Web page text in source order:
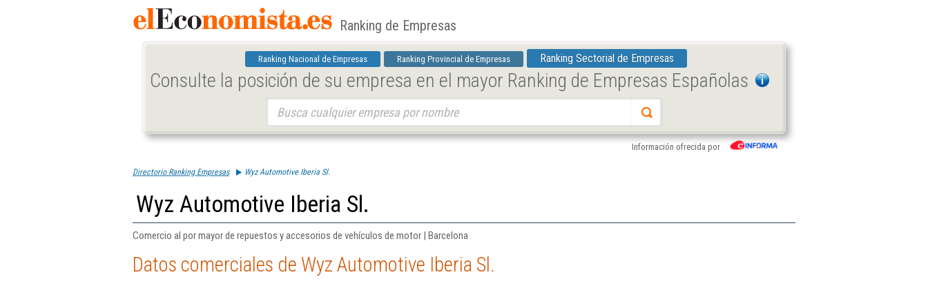
Ranking de Empresas
Ranking Nacional de Empresas Ranking Provincial de Empresas Ranking Sectorial de Empresas
Consulte la posición de su empresa en el mayor Ranking de Empresas Españolas
Información ofrecida por
Directorio Ranking Empresas Wyz Automotive Iberia Sl.
Wyz Automotive Iberia Sl.
Comercio al por mayor de repuestos y accesorios de vehículos de motor | Barcelona
Datos comerciales de Wyz Automotive Iberia Sl.